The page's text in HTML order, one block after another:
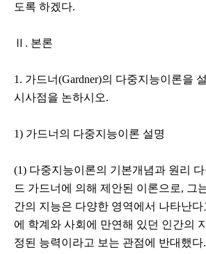
도록 하겠다.
Ⅱ. 본론
1. 가드너(Gardner)의 다중지능이론을
시사점을 논하시오.
1) 가드너의 다중지능이론 설명
(1) 다중지능이론의 기본개념과 원리
드 가드너에 의해 제안된 이론으로, 그
간의 지능은 다양한 영역에서 나타난
에 학계와 사회에 만연해 있던 인간의
정된 능력이라고 보는 관점에 반대했